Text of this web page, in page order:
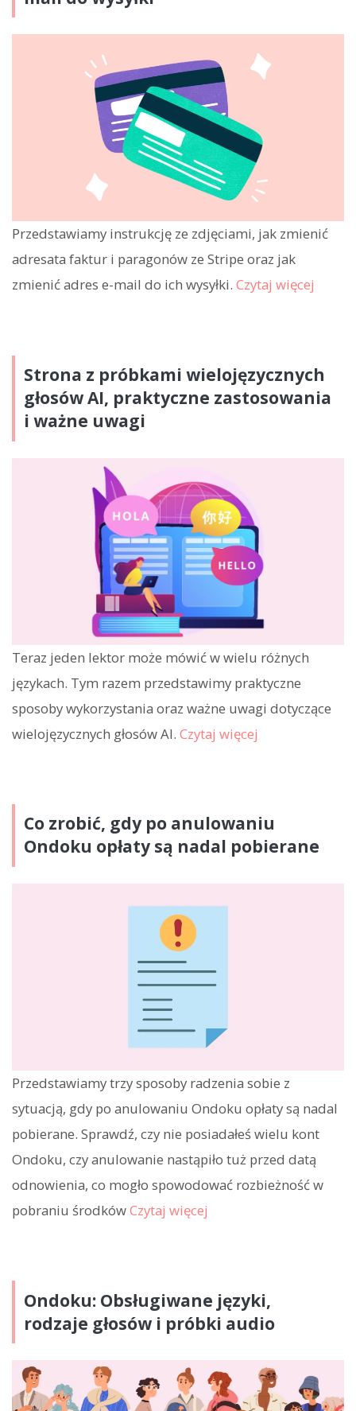
Przedstawiamy instrukcję ze zdjęciami, jak zmienić
adresata faktur i paragonów ze Stripe oraz jak
zmienić adres e-mail do ich wysyłki. Czytaj więcej
Strona z próbkami wielojęzycznych
głosów AI, praktyczne zastosowania
i ważne uwagi
Teraz jeden lektor może mówić w wielu różnych
językach. Tym razem przedstawimy praktyczne
sposoby wykorzystania oraz ważne uwagi dotyczące
wielojęzycznych głosów AI. Czytaj więcej
Co zrobić, gdy po anulowaniu
Ondoku opłaty są nadal pobierane
Przedstawiamy trzy sposoby radzenia sobie z
sytuacją, gdy po anulowaniu Ondoku opłaty są nadal
pobierane. Sprawdź, czy nie posiadałeś wielu kont
Ondoku, czy anulowanie nastąpiło tuż przed datą
odnowienia, co mogło spowodować rozbieżność w
pobraniu środkówCzytaj więcej
Ondoku: Obsługiwane języki,
rodzaje głosów i próbki audio